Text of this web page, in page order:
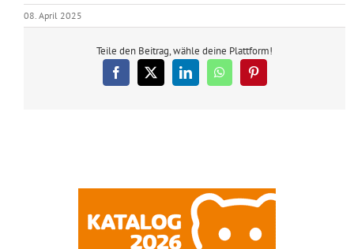
08. April 2025
Teile den Beitrag, wähle deine Plattform!
Facebook
X LinkedInWhatsAppPinterest